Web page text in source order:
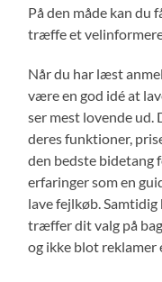
På den måde kan du
træffe et
Når du har læst
være en god idé at
ser mest lovende ud.
deres funktioner,
den bedste bidetang
erfaringer som en
lave fejlkøb.
træffer dit valg på
og ikke blot reklamer